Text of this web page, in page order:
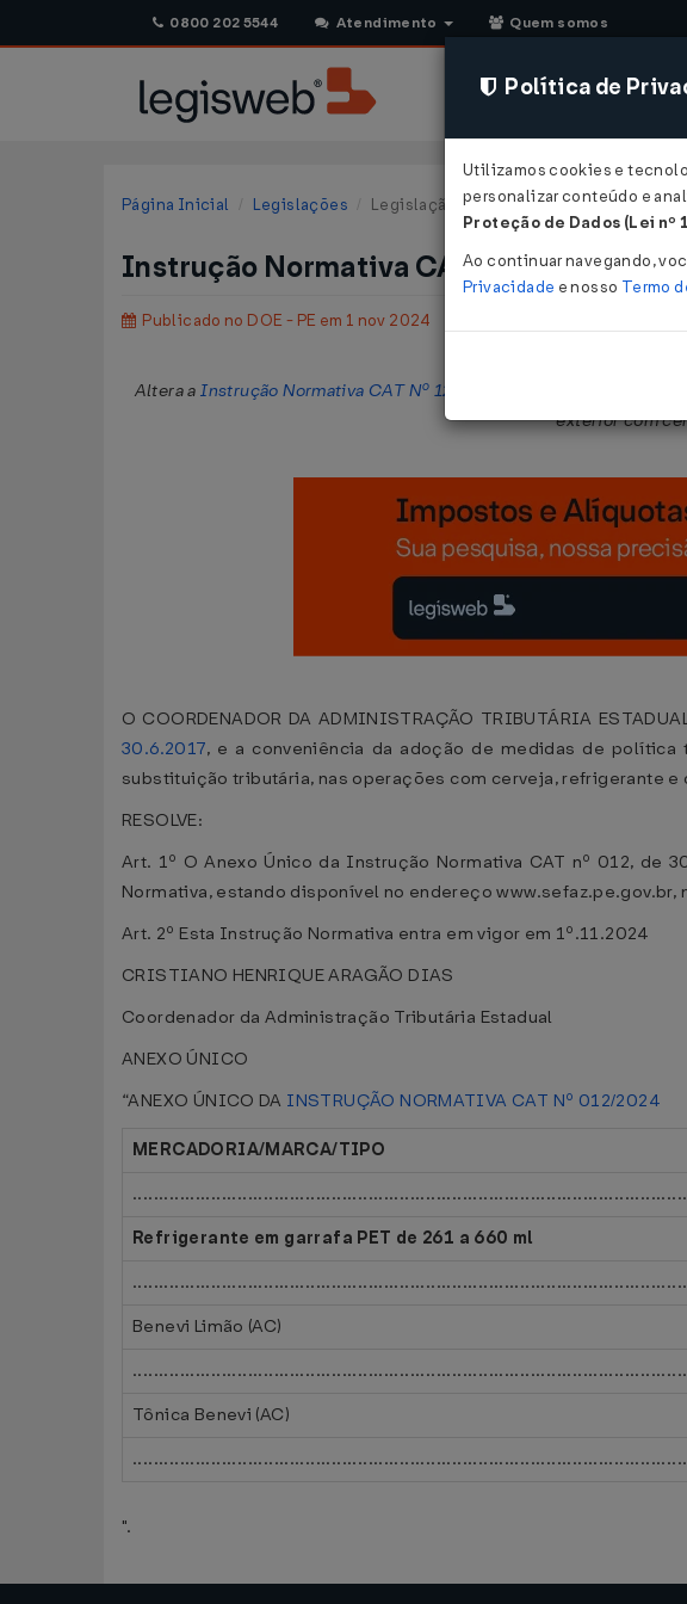
0800 202 5544 Atendimento Quem somos
Página Inicial Legislações Legislação Estadual - Pernambuco
Instrução Normativa CAT Nº 16 DE 31/
Publicado no DOE - PE em 1 nov 2024
Altera aInstrução Normativa CAT Nº 12/2024
, que estabelece a
exterior com
O COORDENADOR DA ADMINISTRAÇÃO TRIBUTÁRIA
30.6.2017, e a conveniência da adoção de medidas de
substituição tributária, nas operações com cerveja, refrigerante
RESOLVE:
Art. 1º O Anexo Único da Instrução Normativa CAT nº 012, de
Normativa, estando disponível no endereço
Art. 2º Esta Instrução Normativa entra em vigor em 1º.11.2024
CRISTIANO HENRIQUE ARAGÃO DIAS
Coordenador da Administração Tributária Estadual
ANEXO ÚNICO
“ANEXO ÚNICO DA INSTRUÇÃO NORMATIVA CAT Nº 012/2024
MERCADORIA/MARCA/TIPO
Refrigerante em garrafa PET de 261 a 660 ml
Benevi Limão (AC)
Tônica Benevi (AC)
".
Política de
Utilizamos cookies e
personalizar conteúdo e
Proteção de Dados (Lei nº
Ao continuar navegando,
Privacidade e nosso Termo